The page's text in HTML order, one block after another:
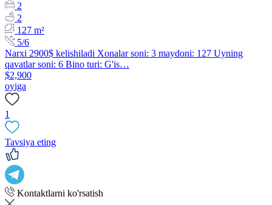
2
2
127 m²
5/6
Narxi 2900$ kelishiladi Xonalar soni: 3 maydoni: 127 Uyning
qavatlar soni: 6 Bino turi: G'is…
$2,900
oyiga
1
Tavsiya eting
Kontaktlarni ko'rsatish